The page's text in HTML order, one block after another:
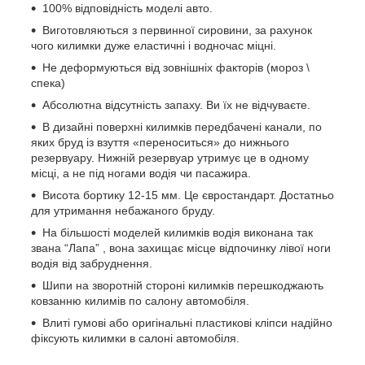
100% відповідність моделі авто.
Виготовляються з первинної сировини, за рахунок
чого килимки дуже еластичні і водночас міцні.
Не деформуються від зовнішніх факторів (мороз \
спека)
Абсолютна відсутність запаху. Ви їх не відчуваєте.
В дизайні поверхні килимків передбачені канали, по
яких бруд із взуття «переноситься» до нижнього
резервуару. Нижній резервуар утримує це в одному
місці, а не під ногами водія чи пасажира.
Висота бортику 12-15 мм. Це євростандарт. Достатньо
для утримання небажаного бруду.
На більшості моделей килимків водія виконана так
звана “Лапа” , вона захищає місце відпочинку лівої ноги
водія від забруднення.
Шипи на зворотній стороні килимків перешкоджають
ковзанню килимів по салону автомобіля.
Влиті гумові або оригінальні пластикові кліпси надійно
фіксують килимки в салоні автомобіля.